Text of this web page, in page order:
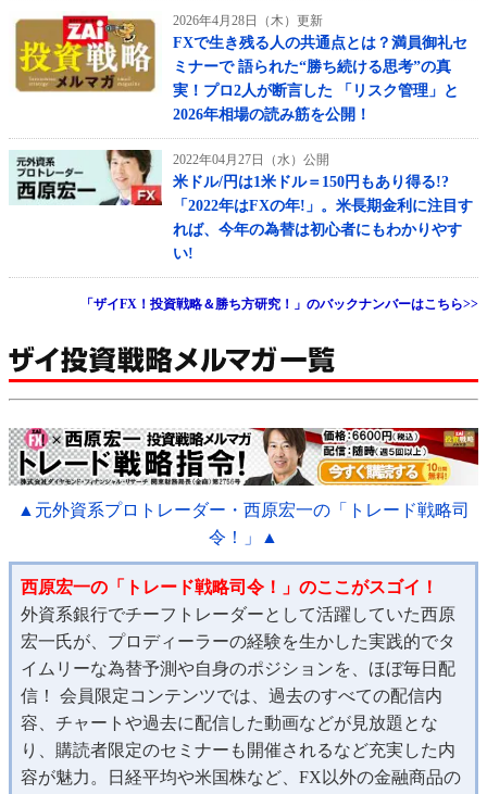
2026年4月28日（木）更新
FXで生き残る人の共通点とは？満員御礼セ
ミナーで 語られた“勝ち続ける思考”の真
実！プロ2人が断言した 「リスク管理」と
2026年相場の読み筋を公開！
2022年04月27日（水）公開
米ドル/円は1米ドル＝150円もあり得る!?
「2022年はFXの年!」。米長期金利に注目す
れば、今年の為替は初心者にもわかりやす
い!
「ザイFX！投資戦略＆勝ち方研究！」のバックナンバーはこちら>>
▲元外資系プロトレーダー・西原宏一の「トレード戦略司
令！」▲
西原宏一の「トレード戦略司令！」のここがスゴイ！
外資系銀行でチーフトレーダーとして活躍していた西原
宏一氏が、プロディーラーの経験を生かした実践的でタ
イムリーな為替予測や自身のポジションを、ほぼ毎日配
信！ 会員限定コンテンツでは、過去のすべての配信内
容、チャートや過去に配信した動画などが見放題とな
り、購読者限定のセミナーも開催されるなど充実した内
容が魅力。日経平均や米国株など、FX以外の金融商品の